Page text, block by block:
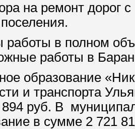
на ремонт дорог
работы в полном
работы в
образование
и транспорта
руб. В
в сумме 2 721